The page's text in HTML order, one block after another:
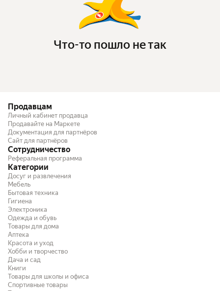
Что-то пошло не так
Продавцам
Личный кабинет продавца
Продавайте на Маркете
Документация для партнёров
Сайт для партнёров
Сотрудничество
Реферальная программа
Категории
Досуг и развлечения
Мебель
Бытовая техника
Гигиена
Электроника
Одежда и обувь
Товары для дома
Аптека
Красота и уход
Хобби и творчество
Дача и сад
Книги
Товары для школы и офиса
Спортивные товары